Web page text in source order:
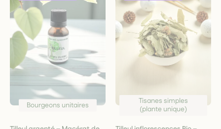
Bourgeons unitaires
Tisanes simples
(plante unique)